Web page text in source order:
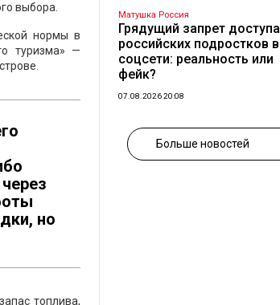
выбора.
нормы в
туризма» —
но
топлива,
Матушка Россия
Грядущий запрет доступа
российских подростков в
соцсети: реальность или
фейк?
07.08.2026 20:08
Больше новостей